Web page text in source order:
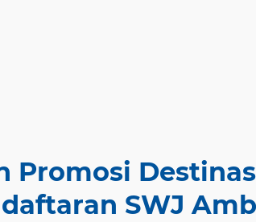
Promosi
SWJ